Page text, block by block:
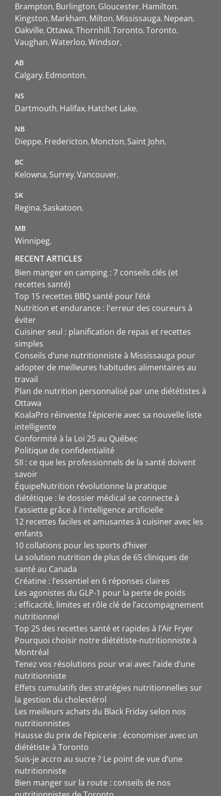
Brampton Burlington Gloucester Hamilton
Kingston Markham Milton Mississauga Nepean
Oakville Ottawa Thornhill Toronto Toronto
Vaughan Waterloo Windsor
AB
Calgary Edmonton
NS
Dartmouth Halifax Hatchet Lake
NB
Dieppe Fredericton Moncton Saint John
BC
Kelowna Surrey Vancouver
SK
Regina Saskatoon
MB
Winnipeg
RECENT ARTICLES
Bien manger en camping : 7 conseils clés (et
recettes santé)
Top 15 recettes BBQ santé pour l’été
Nutrition et endurance : l'erreur des coureurs à
éviter
Cuisiner seul : planification de repas et recettes
simples
Conseils d’une nutritionniste à Mississauga pour
adopter de meilleures habitudes alimentaires au
travail
Plan de nutrition personnalisé par une diététistes à
Ottawa
KoalaPro réinvente l'épicerie avec sa nouvelle liste
intelligente
Conformité à la Loi 25 au Québec
Politique de confidentialité
SII : ce que les professionnels de la santé doivent
savoir
ÉquipeNutrition révolutionne la pratique
diététique : le dossier médical se connecte à
l'assiette grâce à l'intelligence artificielle
12 recettes faciles et amusantes à cuisiner avec les
enfants
10 collations pour les sports d’hiver
La solution nutrition de plus de 65 cliniques de
santé au Canada
Créatine : l’essentiel en 6 réponses claires
Les agonistes du GLP-1 pour la perte de poids
: efficacité, limites et rôle clé de l’accompagnement
nutritionnel
Top 25 des recettes santé et rapides à l’Air Fryer
Pourquoi choisir notre diététiste-nutritionniste à
Montréal
Tenez vos résolutions pour vrai avec l’aide d’une
nutritionniste
Effets cumulatifs des stratégies nutritionnelles sur
la gestion du cholestérol
Les meilleurs achats du Black Friday selon nos
nutritionnistes
Hausse du prix de l’épicerie : économiser avec un
diététiste à Toronto
Suis-je accro au sucre ? Le point de vue d’une
nutritionniste
Bien manger sur la route : conseils de nos